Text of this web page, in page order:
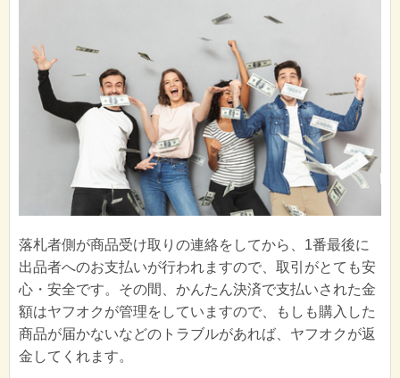
落札者側が商品受け取りの連絡をしてから、1番最後に
出品者へのお支払いが行われますので、取引がとても安
心・安全です。その間、かんたん決済で支払いされた金
額はヤフオクが管理をしていますので、もしも購入した
商品が届かないなどのトラブルがあれば、ヤフオクが返
金してくれます。